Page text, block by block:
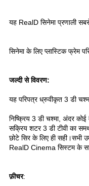
यह RealD सिनेमा प्रणाली
सिनेमा के लिए प्लास्टिक फ्रेम
जल्दी से विवरण:
यह परिपत्र ध्रुवीकृत 3 डी
निष्क्रिय 3 डी चश्मा, अंदर
सक्रिय शटर 3 डी टीवी का
छोटे सिर के लिए ही
RealD Cinema सिस्टम के
फ़ीचर: